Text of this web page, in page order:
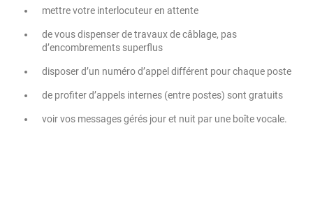
mettre votre interlocuteur en attente
de vous dispenser de travaux de câblage, pas
d’encombrements superflus
disposer d’un numéro d’appel différent pour chaque poste
de profiter d’appels internes (entre postes) sont gratuits
voir vos messages gérés jour et nuit par une boîte vocale.